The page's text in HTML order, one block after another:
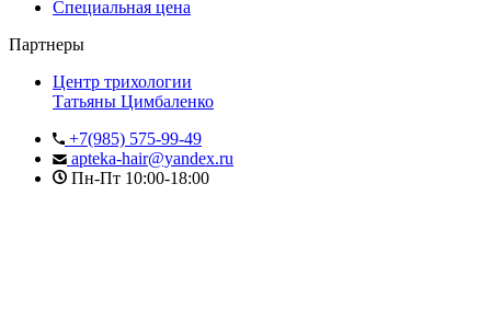
Специальная цена
Партнеры
Центр трихологии
Татьяны Цимбаленко
+7(985) 575-99-49
apteka-hair@yandex.ru
Пн-Пт 10:00-18:00